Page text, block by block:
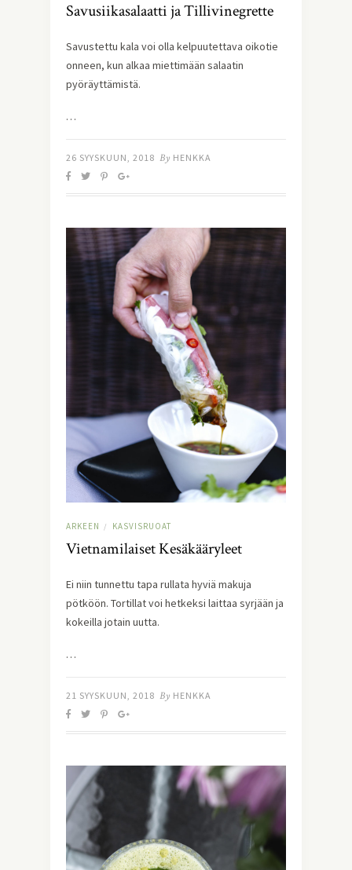
Savusiikasalaatti ja Tillivinegrette
Savustettu kala voi olla kelpuutettava oikotie
onneen, kun alkaa miettimään salaatin
pyöräyttämistä.
…
26 SYYSKUUN, 2018 By HENKKA
ARKEEN / KASVISRUOAT
Vietnamilaiset Kesäkääryleet
Ei niin tunnettu tapa rullata hyviä makuja
pötköön. Tortillat voi hetkeksi laittaa syrjään ja
kokeilla jotain uutta.
…
21 SYYSKUUN, 2018 By HENKKA